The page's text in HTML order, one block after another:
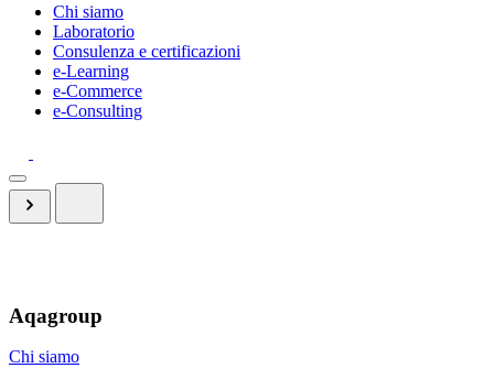
Chi siamo
Laboratorio
Consulenza e certificazioni
e-Learning
e-Commerce
e-Consulting
Aqagroup
Chi siamo